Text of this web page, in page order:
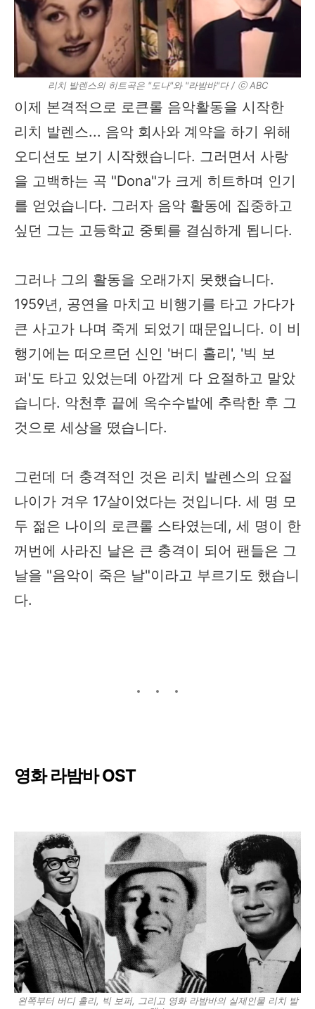
리치 발렌스의 히트곡은 "도나"와 "라밤바"다 / ⓒ ABC
이제 본격적으로 로큰롤 음악활동을 시작한
리치 발렌스... 음악 회사와 계약을 하기 위해
오디션도 보기 시작했습니다. 그러면서 사랑
을 고백하는 곡 "Dona"가 크게 히트하며 인기
를 얻었습니다. 그러자 음악 활동에 집중하고
싶던 그는 고등학교 중퇴를 결심하게 됩니다.
그러나 그의 활동을 오래가지 못했습니다.
1959년, 공연을 마치고 비행기를 타고 가다가
큰 사고가 나며 죽게 되었기 때문입니다. 이 비
행기에는 떠오르던 신인 '버디 홀리', '빅 보
퍼'도 타고 있었는데 아깝게 다 요절하고 말았
습니다. 악천후 끝에 옥수수밭에 추락한 후 그
것으로 세상을 떴습니다.
그런데 더 충격적인 것은 리치 발렌스의 요절
나이가 겨우 17살이었다는 것입니다. 세 명 모
두 젊은 나이의 로큰롤 스타였는데, 세 명이 한
꺼번에 사라진 날은 큰 충격이 되어 팬들은 그
날을 "음악이 죽은 날"이라고 부르기도 했습니
다.
영화 라밤바 OST
왼쪽부터 버디 홀리, 빅 보퍼, 그리고 영화 라밤바의 실제인물 리치 발